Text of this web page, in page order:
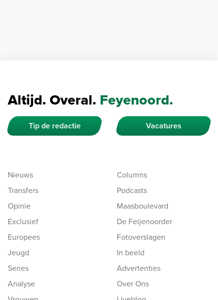
Altijd. Overal. Feyenoord.
Tip de redactie Vacatures
Nieuws
Transfers
Opinie
Exclusief
Europees
Jeugd
Series
Analyse
Columns
Podcasts
Maasboulevard
De Feijenoorder
Fotoverslagen
In beeld
Advertenties
Over Ons